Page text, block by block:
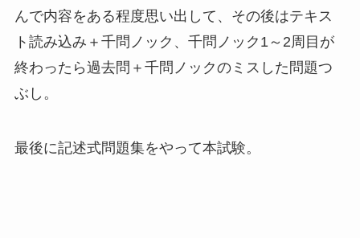
んで内容をある程度思い出して、その後はテキス
ト読み込み＋千問ノック、千問ノック1～2周目が
終わったら過去問＋千問ノックのミスした問題つ
ぶし。
最後に記述式問題集をやって本試験。